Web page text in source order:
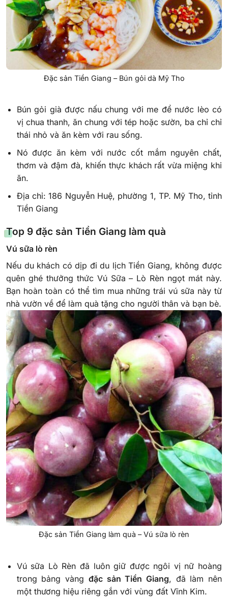
Đặc sản Tiền Giang – Bún gỏi dà Mỹ Tho
Bún gỏi già được nấu chung với me để nước lèo có
vị chua thanh, ăn chung với tép hoặc sườn, ba chỉ chỉ
thái nhỏ và ăn kèm với rau sống.
Nó được ăn kèm với nước cốt mắm nguyên chất,
thơm và đậm đà, khiến thực khách rất vừa miệng khi
ăn.
Địa chỉ: 186 Nguyễn Huệ, phường 1, TP. Mỹ Tho, tỉnh
Tiền Giang
Top 9 đặc sản Tiền Giang làm quà
Vú sữa lò rèn
Nếu du khách có dịp đi du lịch Tiền Giang, không được
quên ghé thưởng thức Vú Sữa – Lò Rèn ngọt mát này.
Bạn hoàn toàn có thể tìm mua những trái vú sữa này từ
nhà vườn về để làm quà tặng cho người thân và bạn bè.
Đặc sản Tiền Giang làm quà – Vú sữa lò rèn
Vú sữa Lò Rèn đã luôn giữ được ngôi vị nữ hoàng
trong bảng vàng đặc sản Tiền Giang, đã làm nên
một thương hiệu riêng gắn với vùng đất Vĩnh Kim.